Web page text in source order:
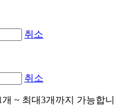
취소
취소
~ 최대3개까지 가능합니